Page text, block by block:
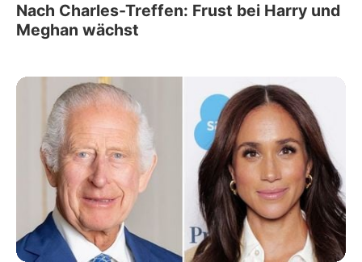
Nach Charles-Treffen: Frust bei Harry und
Meghan wächst